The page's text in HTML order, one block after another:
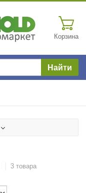
Корзина
Найти
3 товара